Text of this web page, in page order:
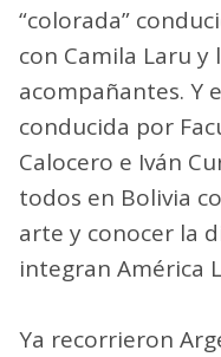
“colorada”
con Camila Laru y
acompañantes. Y
conducida por
Calocero e Iván
todos en Bolivia
arte y conocer la
integran América
Ya recorrieron